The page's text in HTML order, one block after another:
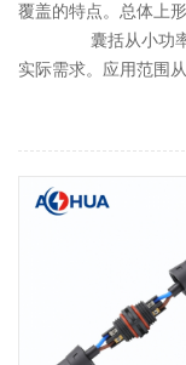
覆盖的特点。总体上
囊括从小功率到
实际需求。应用范围